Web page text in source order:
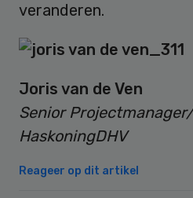
veranderen.
Joris van de Ven
Senior
HaskoningDHV
Reageer op dit artikel